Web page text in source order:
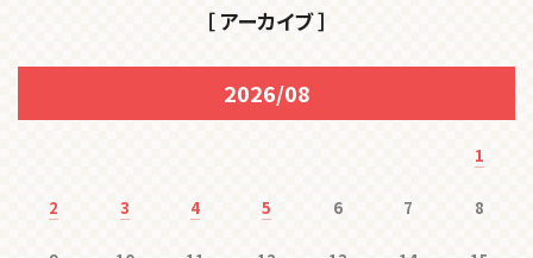
［ アーカイブ ］
2026/08
1
2 3 4 5 6 7 8